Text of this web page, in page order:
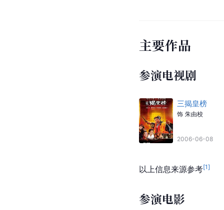
主要作品
参演电视剧
三揭皇榜
饰 朱由校
2006-06-08
以上信息来源参考[1]
参演电影